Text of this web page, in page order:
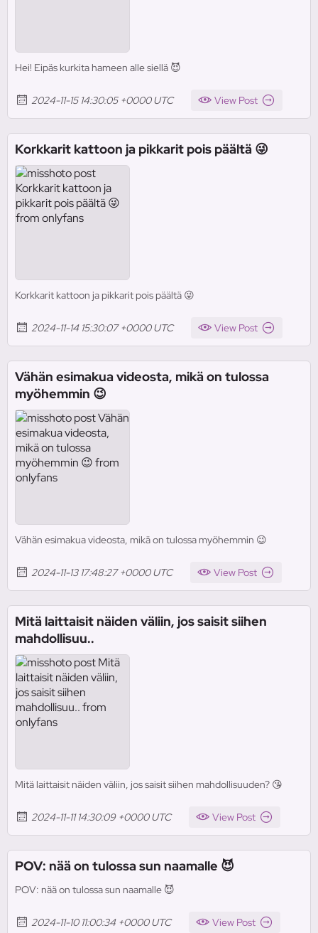
Hei! Eipäs kurkita hameen alle siellä 😈
2024-11-15 14:30:05 +0000 UTC View Post
Korkkarit kattoon ja pikkarit pois päältä 😜
Korkkarit kattoon ja pikkarit pois päältä 😜
2024-11-14 15:30:07 +0000 UTC View Post
Vähän esimakua videosta, mikä on tulossa
myöhemmin 😉
Vähän esimakua videosta, mikä on tulossa myöhemmin 😉
2024-11-13 17:48:27 +0000 UTC View Post
Mitä laittaisit näiden väliin, jos saisit siihen
mahdollisuu..
Mitä laittaisit näiden väliin, jos saisit siihen mahdollisuuden? 😘
2024-11-11 14:30:09 +0000 UTC View Post
POV: nää on tulossa sun naamalle 😈
POV: nää on tulossa sun naamalle 😈
2024-11-10 11:00:34 +0000 UTC View Post